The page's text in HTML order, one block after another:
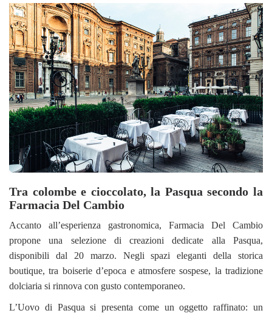
Tra colombe e cioccolato, la Pasqua secondo la
Farmacia Del Cambio
Accanto all’esperienza gastronomica, Farmacia Del Cambio
propone una selezione di creazioni dedicate alla Pasqua,
disponibili dal 20 marzo. Negli spazi eleganti della storica
boutique, tra boiserie d’epoca e atmosfere sospese, la tradizione
dolciaria si rinnova con gusto contemporaneo.
L’Uovo di Pasqua si presenta come un oggetto raffinato: un